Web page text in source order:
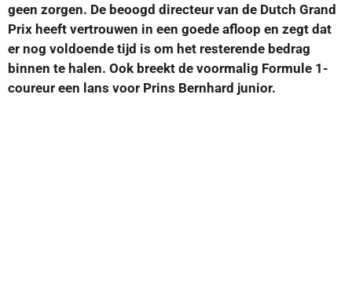
geen zorgen. De beoogd directeur van de Dutch Grand
Prix heeft vertrouwen in een goede afloop en zegt dat
er nog voldoende tijd is om het resterende bedrag
binnen te halen. Ook breekt de voormalig Formule 1-
coureur een lans voor Prins Bernhard junior.